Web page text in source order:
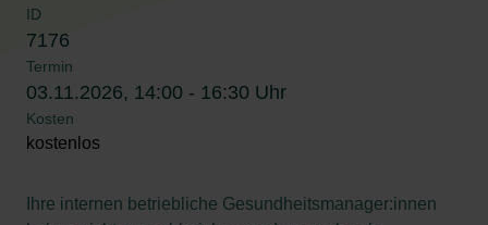
Suche
Leichte Sprache
ID
7176
Termin
03.11.2026, 14:00 - 16:30 Uhr
Kosten
kostenlos
Ihre internen betriebliche Gesundheitsmanager:innen